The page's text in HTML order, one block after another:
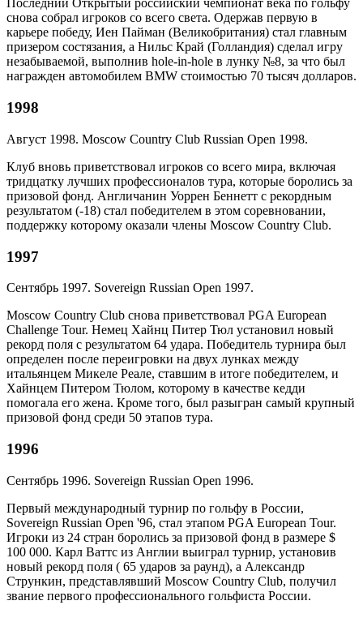
Последний Открытый российский чемпионат века по гольфу
снова собрал игроков со всего света. Одержав первую в
карьере победу, Иен Пайман (Великобритания) стал главным
призером состязания, а Нильс Край (Голландия) сделал игру
незабываемой, выполнив hole-in-hole в лунку №8, за что был
награжден автомобилем BMW стоимостью 70 тысяч долларов.
1998
Август 1998. Moscow Country Club Russian Open 1998.
Клуб вновь приветствовал игроков со всего мира, включая
тридцатку лучших профессионалов тура, которые боролись за
призовой фонд. Англичанин Уоррен Беннетт с рекордным
результатом (-18) стал победителем в этом соревновании,
поддержку которому оказали члены Moscow Country Club.
1997
Сентябрь 1997. Sovereign Russian Open 1997.
Moscow Country Club снова приветствовал PGA European
Challenge Tour. Немец Хайнц Питер Тюл установил новый
рекорд поля с результатом 64 удара. Победитель турнира был
определен после переигровки на двух лунках между
итальянцем Микеле Реале, ставшим в итоге победителем, и
Хайнцем Питером Тюлом, которому в качестве кедди
помогала его жена. Кроме того, был разыгран самый крупный
призовой фонд среди 50 этапов тура.
1996
Сентябрь 1996. Sovereign Russian Open 1996.
Первый международный турнир по гольфу в России,
Sovereign Russian Open '96, стал этапом PGA European Tour.
Игроки из 24 стран боролись за призовой фонд в размере $
100 000. Карл Ваттс из Англии выиграл турнир, установив
новый рекорд поля ( 65 ударов за раунд), а Александр
Стрункин, представлявший Moscow Country Club, получил
звание первого профессионального гольфиста России.